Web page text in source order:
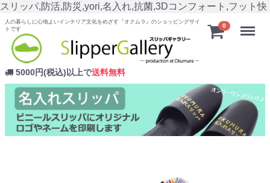
スリッパ,防活,防災,yori,名入れ,抗菌,3Dコンフォート,フット快
人の暮らしに心地よいインテリア文化をめざす『オクムラ』のショッピングサイ
トです
5000円(税込)以上で送料無料
0 Menu